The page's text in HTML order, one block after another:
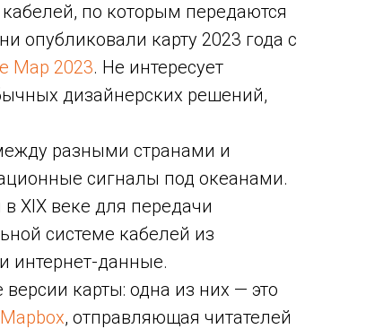
по которым передаются
опубликовали карту 2023 года с
Map 2023. Не интересует
дизайнерских решений,
разными странами и
сигналы под океанами.
XIX веке для передачи
системе кабелей из
интернет-данные.
карты: одна из них — это
Mapbox, отправляющая читателей